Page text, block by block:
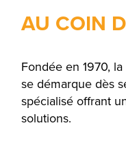
AU COIN
Fondée en 1970,
se démarque dès
spécialisé offrant
solutions.